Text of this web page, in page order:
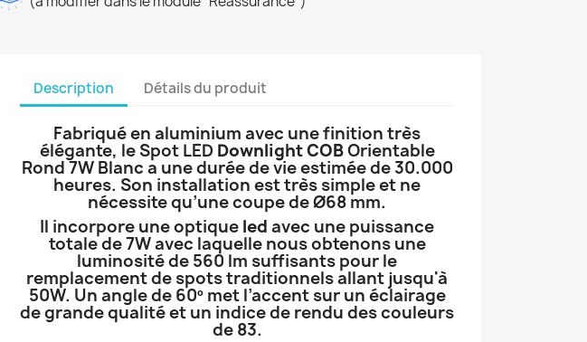
Description Détails du produit
Fabriqué en aluminium avec une finition très
élégante, le Spot LED Downlight COBOrientable
Rond 7W Blanc a une durée de vie estimée de 30.000
heures. Son installation est très simple et ne
nécessite qu’une coupe de Ø68 mm.
Il incorpore une optique led avec une puissance
totale de 7W avec laquelle nous obtenons une
luminosité de 560 lm suffisants pour le
remplacement de spots traditionnels allant jusqu'à
50W. Un angle de 60º met l’accent sur un éclairage
de grande qualité et un indice de rendu des couleurs
de 83.